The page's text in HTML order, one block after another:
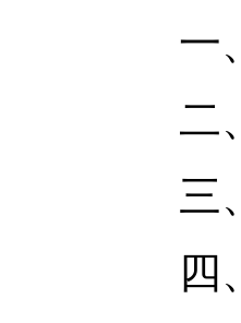
一、
二、企
三、企
四、企